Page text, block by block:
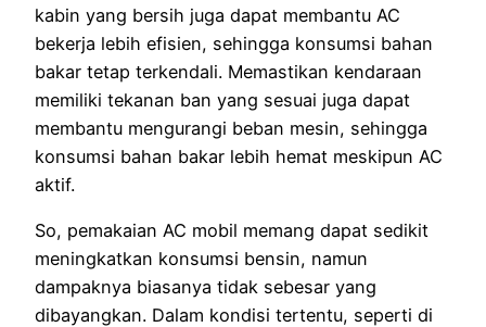
kabin yang bersih juga dapat membantu AC
bekerja lebih efisien, sehingga konsumsi bahan
bakar tetap terkendali. Memastikan kendaraan
memiliki tekanan ban yang sesuai juga dapat
membantu mengurangi beban mesin, sehingga
konsumsi bahan bakar lebih hemat meskipun AC
aktif.
So, pemakaian AC mobil memang dapat sedikit
meningkatkan konsumsi bensin, namun
dampaknya biasanya tidak sebesar yang
dibayangkan. Dalam kondisi tertentu, seperti di